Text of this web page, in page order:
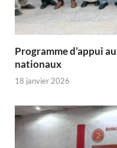
Programme d’appui
nationaux
18 janvier 2026